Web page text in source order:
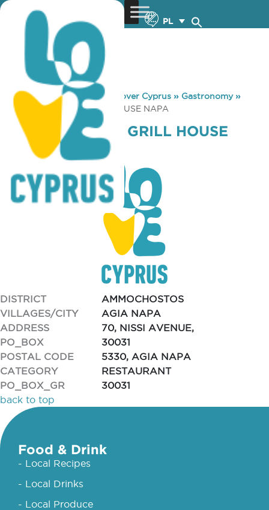
PL
You are here: Home »Discover Cyprus » Gastronomy»
YIASEMI MEZE & GRILL HOUSE NAPA
YIASEMI MEZE & GRILL HOUSE
NAPA
DISTRICT
AMMOCHOSTOS
VILLAGES/CITY
AGIA NAPA
ADDRESS
70, NISSI AVENUE,
PO_BOX
30031
POSTAL CODE
5330, AGIA NAPA
CATEGORY
RESTAURANT
PO_BOX_GR
30031
back to top
Food & Drink
- Local Recipes
- Local Drinks
- Local Produce